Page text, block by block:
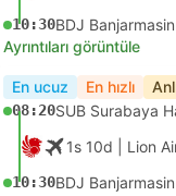
10:30BDJ
Ayrıntıları görüntüle
En ucuz En hızlı
08:20SUB Surabaya
1s 10d | Lion
10:30BDJ